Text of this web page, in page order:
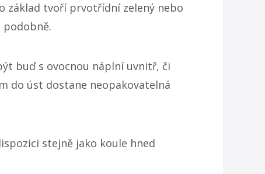
základ tvoří prvotřídní zelený nebo
podobně.
buď s ovocnou náplní uvnitř, či
do úst dostane neopakovatelná
stejně jako koule hned